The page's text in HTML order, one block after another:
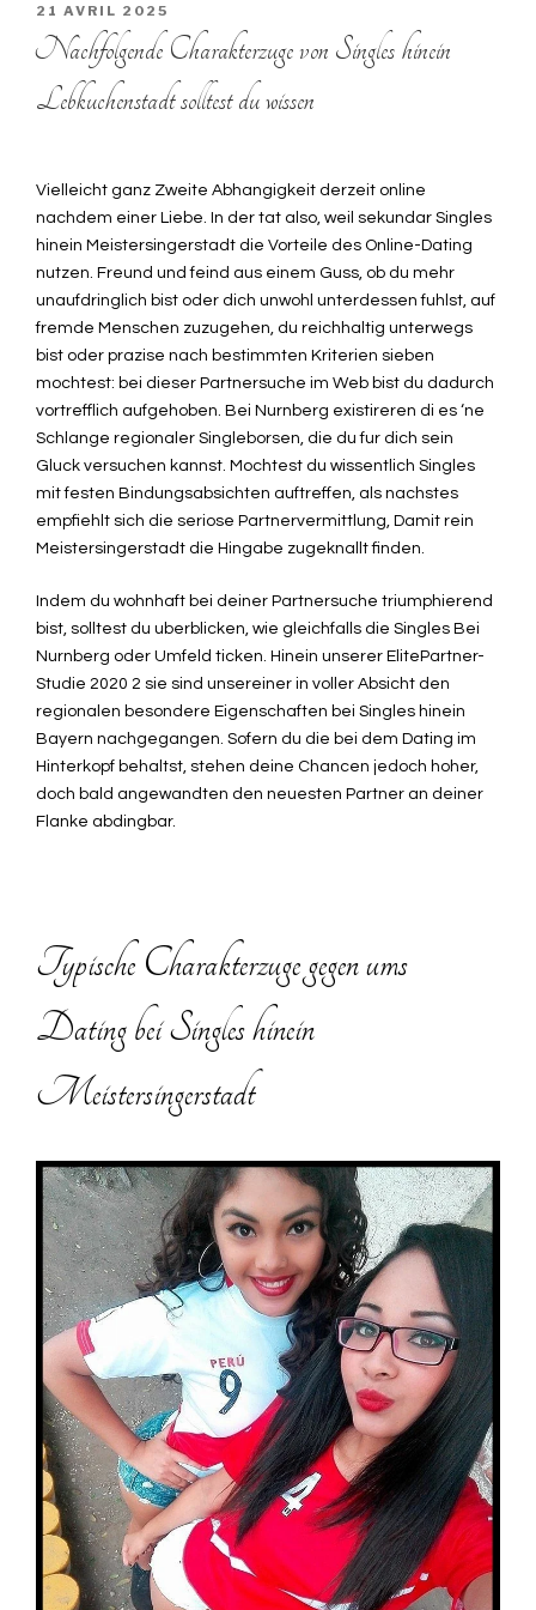
PUBLIÉ
LE
21 AVRIL 2025
Nachfolgende Charakterzuge von Singles hinein
Lebkuchenstadt solltest du wissen
Vielleicht ganz Zweite Abhangigkeit derzeit online
nachdem einer Liebe. In der tat also, weil sekundar Singles
hinein Meistersingerstadt die Vorteile des Online-Dating
nutzen. Freund und feind aus einem Guss, ob du mehr
unaufdringlich bist oder dich unwohl unterdessen fuhlst, auf
fremde Menschen zuzugehen, du reichhaltig unterwegs
bist oder prazise nach bestimmten Kriterien sieben
mochtest: bei dieser Partnersuche im Web bist du dadurch
vortrefflich aufgehoben. Bei Nurnberg existireren di es ‘ne
Schlange regionaler Singleborsen, die du fur dich sein
Gluck versuchen kannst. Mochtest du wissentlich Singles
mit festen Bindungsabsichten auftreffen, als nachstes
empfiehlt sich die seriose Partnervermittlung, Damit rein
Meistersingerstadt die Hingabe zugeknallt finden.
Indem du wohnhaft bei deiner Partnersuche triumphierend
bist, solltest du uberblicken, wie gleichfalls die Singles Bei
Nurnberg oder Umfeld ticken. Hinein unserer ElitePartner-
Studie 2020 2 sie sind unsereiner in voller Absicht den
regionalen besondere Eigenschaften bei Singles hinein
Bayern nachgegangen. Sofern du die bei dem Dating im
Hinterkopf behaltst, stehen deine Chancen jedoch hoher,
doch bald angewandten den neuesten Partner an deiner
Flanke abdingbar.
Typische Charakterzuge gegen ums
Dating bei Singles hinein
Meistersingerstadt